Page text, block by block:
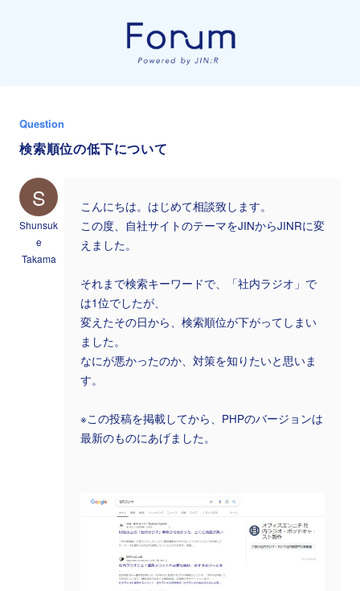
Question
検索順位の低下について
S
Shunsuk
e
Takama
こんにちは。はじめて相談致します。
この度、自社サイトのテーマをJINからJINRに変
えました。
それまで検索キーワードで、「社内ラジオ」で
は1位でしたが、
変えたその日から、検索順位が下がってしまい
ました。
なにが悪かったのか、対策を知りたいと思いま
す。
※この投稿を掲載してから、PHPのバージョンは
最新のものにあげました。